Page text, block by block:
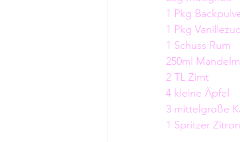
1 Pkg
1 Pkg
1 Schuss Rum
250ml
2 TL Zimt
4 kleine Äpfel
3 mittelgroße
1 Spritzer